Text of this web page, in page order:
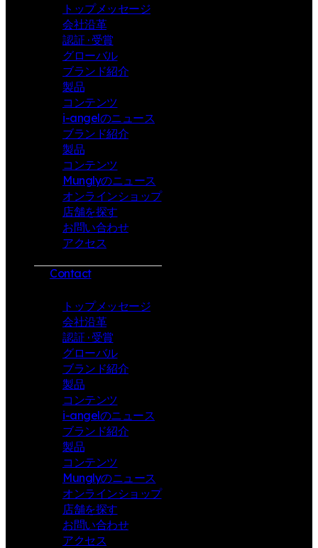
トップメッセージ
会社沿革
認証 · 受賞
グローバル
ブランド紹介
製品
コンテンツ
i-angelのニュース
ブランド紹介
製品
コンテンツ
Munglyのニュース
オンラインショップ
店舗を探す
お問い合わせ
アクセス
Contact
トップメッセージ
会社沿革
認証 · 受賞
グローバル
ブランド紹介
製品
コンテンツ
i-angelのニュース
ブランド紹介
製品
コンテンツ
Munglyのニュース
オンラインショップ
店舗を探す
お問い合わせ
アクセス